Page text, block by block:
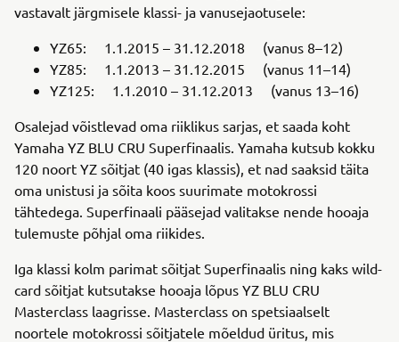
vastavalt järgmisele klassi- ja vanusejaotusele:
YZ65: 1.1.2015 – 31.12.2018 (vanus 8–12)
YZ85: 1.1.2013 – 31.12.2015 (vanus 11–14)
YZ125: 1.1.2010 – 31.12.2013 (vanus 13–16)
Osalejad võistlevad oma riiklikus sarjas, et saada koht
Yamaha YZ BLU CRU Superfinaalis. Yamaha kutsub kokku
120 noort YZ sõitjat (40 igas klassis), et nad saaksid täita
oma unistusi ja sõita koos suurimate motokrossi
tähtedega. Superfinaali pääsejad valitakse nende hooaja
tulemuste põhjal oma riikides.
Iga klassi kolm parimat sõitjat Superfinaalis ning kaks wild-
card sõitjat kutsutakse hooaja lõpus YZ BLU CRU
Masterclass laagrisse. Masterclass on spetsiaalselt
noortele motokrossi sõitjatele mõeldud üritus, mis